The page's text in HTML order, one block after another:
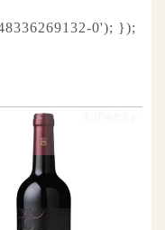
0'); });